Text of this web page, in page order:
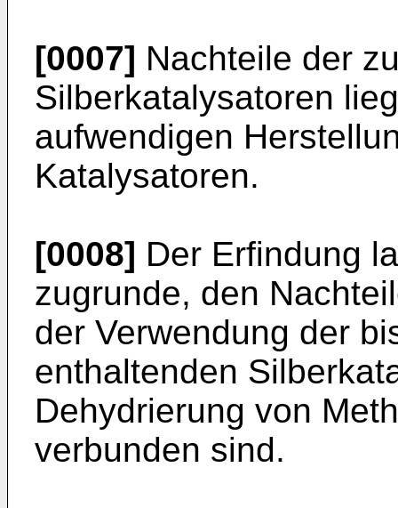
[0007] Nachteile der
Silberkatalysatoren
aufwendigen
Katalysatoren.
[0008] Der Erfindung
zugrunde, den
der Verwendung der
enthaltenden
Dehydrierung von
verbunden sind.